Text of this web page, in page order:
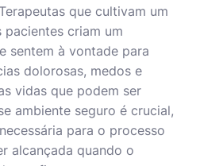
que cultivam um
criam um
sentem à vontade para
dolorosas, medos e
vidas que podem ser
ambiente seguro é crucial,
para o processo
alcançada quando o